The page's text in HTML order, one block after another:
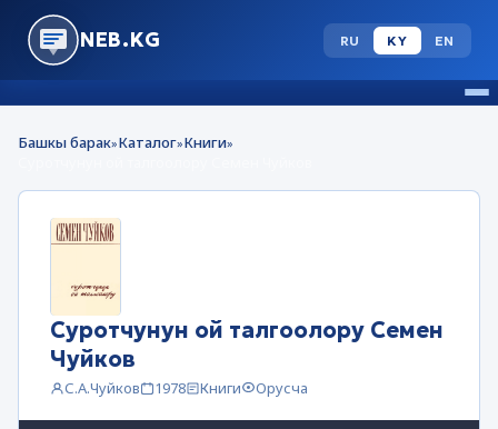
NEB.KG RU KY EN
Башкы барак»Каталог»Книги»
Суротчунун ой талгоолору Семен
Чуйков
С.А.Чуйков 1978 Книги Орусча